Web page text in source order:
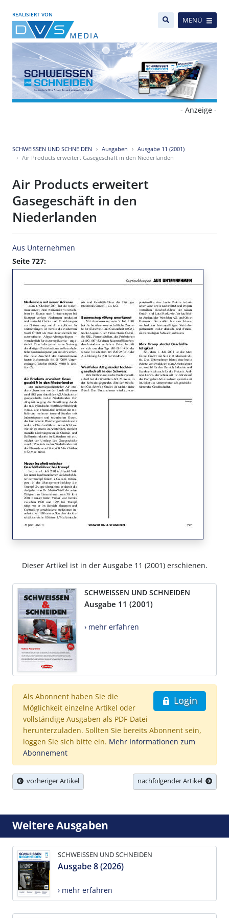
REALISIERT VON
MENÜ
- Anzeige -
SCHWEISSEN UND SCHNEIDEN Ausgaben
Ausgabe 11 (2001)
Air Products erweitert Gasegeschäft in den Niederlanden
Air Products erweitert
Gasegeschäft in den
Niederlanden
Aus Unternehmen
Seite 727:
Dieser Artikel ist in der Ausgabe 11 (2001) erschienen.
SCHWEISSEN UND SCHNEIDEN
Ausgabe 11 (2001)
› mehr erfahren
Login
Als Abonnent haben Sie die
Möglichkeit einzelne Artikel oder
vollständige Ausgaben als PDF-Datei
herunterzuladen. Sollten Sie bereits Abonnent sein,
loggen Sie sich bitte ein. Mehr Informationen zum
Abonnement
vorheriger Artikel nachfolgender Artikel
Weitere Ausgaben
SCHWEISSEN UND SCHNEIDEN
Ausgabe 8 (2026)
› mehr erfahren